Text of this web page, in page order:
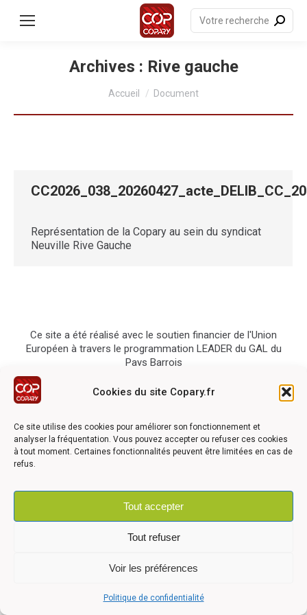
Cookies du site Copary.fr
Ce site utilise des cookies pour améliorer son fonctionnement et
analyser la fréquentation. Vous pouvez accepter ou refuser ces cookies
à tout moment. Certaines fonctionnalités peuvent être limitées en cas de
refus.
Tout accepter
Tout refuser
Voir les préférences
Politique de confidentialité
principal
Recherche
:
Archives : Rive gauche
Accueil Document
Représentation de la Copary au sein du syndicat
Neuville Rive Gauche
Ce site a été réalisé avec le soutien financier de l'Union
Européen à travers le programmation LEADER du GAL du
Pays Barrois
©2026 COPARY - Tous droits réservés - Création agence
Mentions légales-Politique de confidentialité-Déclaration
d'accessibilité